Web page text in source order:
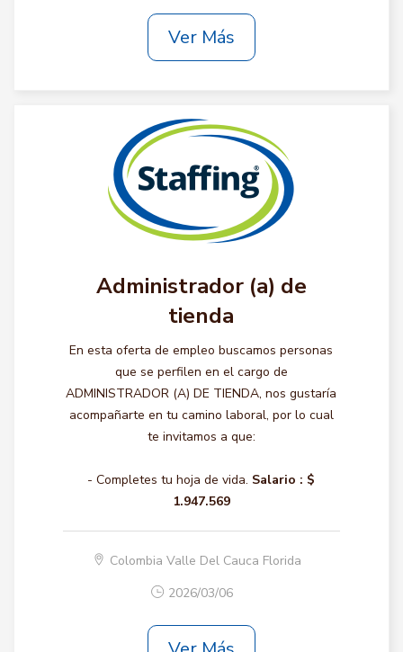
Ver Más
Administrador (a) de
tienda
En esta oferta de empleo buscamos personas
que se perfilen en el cargo de
ADMINISTRADOR (A) DE TIENDA, nos gustaría
acompañarte en tu camino laboral, por lo cual
te invitamos a que:
- Completes tu hoja de vida. Salario : $
1.947.569
Colombia Valle Del Cauca Florida
2026/03/06